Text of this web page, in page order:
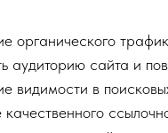
органического
аудиторию сайта и
видимости в